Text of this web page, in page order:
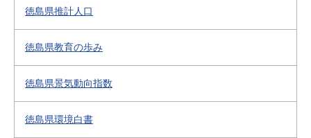
徳島県推計人口
徳島県教育の歩み
徳島県景気動向指数
徳島県環境白書